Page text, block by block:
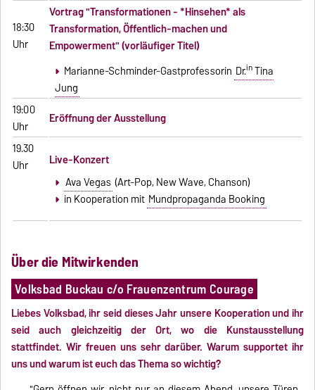
18:30
Uhr
Vortrag "Transformationen - *Hinsehen* als
Transformation, Öffentlich-machen und
Empowerment" (vorläufiger Titel)
Marianne-Schminder-Gastprofessorin Dr.inTina
Jung
19:00
Uhr
Eröffnung der Ausstellung
19.30
Uhr
Live-Konzert
Ava Vegas (Art-Pop, New Wave, Chanson)
in Kooperation mit Mundpropaganda Booking
Über die Mitwirkenden
Volksbad Buckau c/o Frauenzentrum Courage
Liebes Volksbad, ihr seid dieses Jahr unsere Kooperation und ihr
seid auch gleichzeitig der Ort, wo die Kunstausstellung
stattfindet. Wir freuen uns sehr darüber. Warum supportet ihr
uns und warum ist euch das Thema so wichtig?